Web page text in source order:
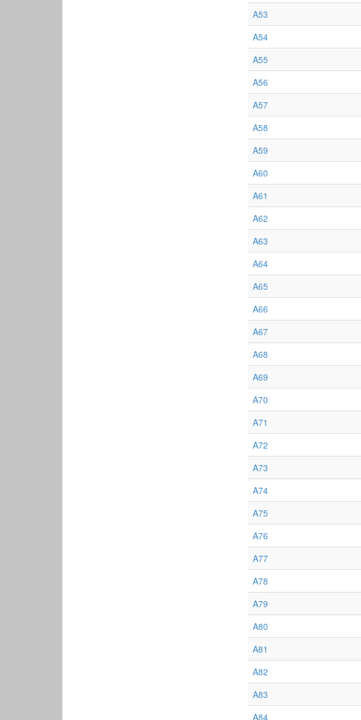
A53
A54
A55
A56
A57
A58
A59
A60
A61
A62
A63
A64
A65
A66
A67
A68
A69
A70
A71
A72
A73
A74
A75
A76
A77
A78
A79
A80
A81
A82
A83
A84